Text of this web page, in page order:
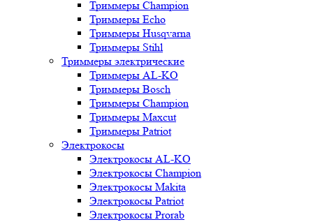
Триммеры Champion
Триммеры Echo
Триммеры Husqvarna
Триммеры Stihl
Триммеры электрические
Триммеры AL-KO
Триммеры Bosch
Триммеры Champion
Триммеры Maxcut
Триммеры Patriot
Электрокосы
Электрокосы AL-KO
Электрокосы Champion
Электрокосы Makita
Электрокосы Patriot
Электрокосы Prorab